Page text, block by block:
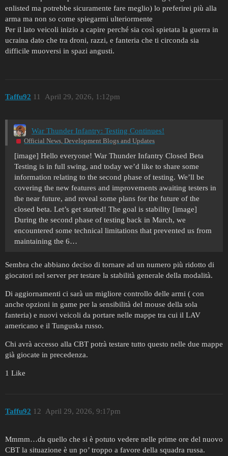
enlisted ma potrebbe sicuramente fare meglio) lo preferirei più alla
arma ma non so come spiegarmi ulteriormente
Per il lato veicoli inizio a capire perché sia così spietata la guerra in
ucraina dato che tra droni, razzi, e fanteria che ti circonda sia
difficile muoversi in spazi angusti.
Taffu92 April 29, 2026, 1:12pm
11
War Thunder Infantry: Testing Continues!
Official News, Development Blogs and Updates
[image] Hello everyone! War Thunder Infantry Closed Beta
Testing is in full swing, and today we’d like to share some
information relating to the second phase of testing. We’ll be
covering the new features and improvements awaiting testers in
the near future, and reveal some plans for the future of the
closed beta. Let’s get started! The goal is stability [image]
During the second phase of testing back in March, we
encountered some technical limitations that prevented us from
maintaining the 6…
Sembra che abbiano deciso di tornare ad un numero più ridotto di
giocatori nel server per testare la stabilità generale della modalità.
Di aggiornamenti ci sarà un migliore controllo delle armi ( con
anche opzioni in game per la sensibilità del mouse della sola
fanteria) e nuovi veicoli da portare nelle mappe tra cui il LAV
americano e il Tunguska russo.
Chi avrà accesso alla CBT potrà testare tutto questo nelle due mappe
già giocate in precedenza.
1 Like
Taffu92 April 29, 2026, 9:17pm
12
Mmmm…da quello che si è potuto vedere nelle prime ore del nuovo
CBT la situazione è un po’ troppo a favore della squadra russa.